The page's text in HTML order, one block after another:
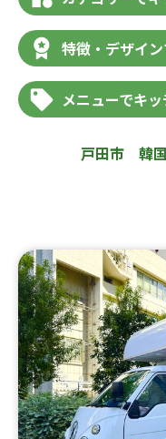
特徴・デザイ
メニューでキ
戸田市 韓